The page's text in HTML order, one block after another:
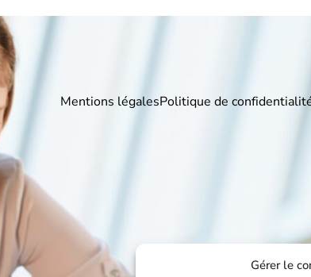
Gérer le
Mentions légalesPolitique de